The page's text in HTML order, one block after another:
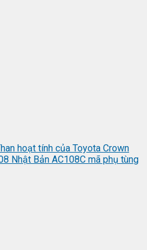
hoạt tính của Toyota Crown
Nhật Bản AC108C mã phụ tùng